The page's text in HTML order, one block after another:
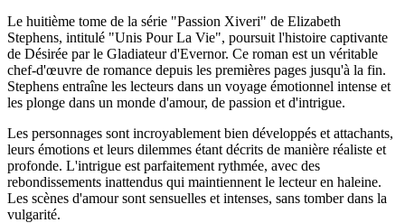
Le huitième tome de la série "Passion Xiveri" de Elizabeth
Stephens, intitulé "Unis Pour La Vie", poursuit l'histoire captivante
de Désirée par le Gladiateur d'Evernor. Ce roman est un véritable
chef-d'œuvre de romance depuis les premières pages jusqu'à la fin.
Stephens entraîne les lecteurs dans un voyage émotionnel intense et
les plonge dans un monde d'amour, de passion et d'intrigue.
Les personnages sont incroyablement bien développés et attachants,
leurs émotions et leurs dilemmes étant décrits de manière réaliste et
profonde. L'intrigue est parfaitement rythmée, avec des
rebondissements inattendus qui maintiennent le lecteur en haleine.
Les scènes d'amour sont sensuelles et intenses, sans tomber dans la
vulgarité.